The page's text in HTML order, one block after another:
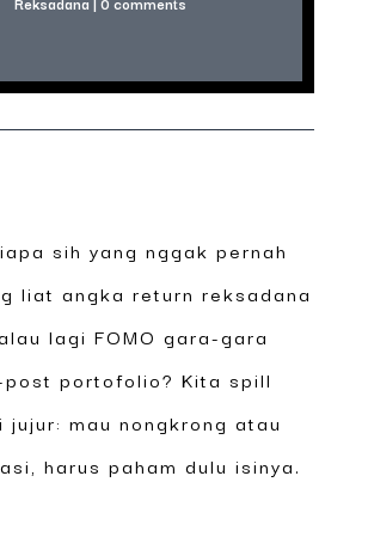
sih yang nggak pernah
liat angka return reksadana
lagi FOMO gara-gara
post portofolio? Kita spill
mau nongkrong atau
harus paham dulu isinya.